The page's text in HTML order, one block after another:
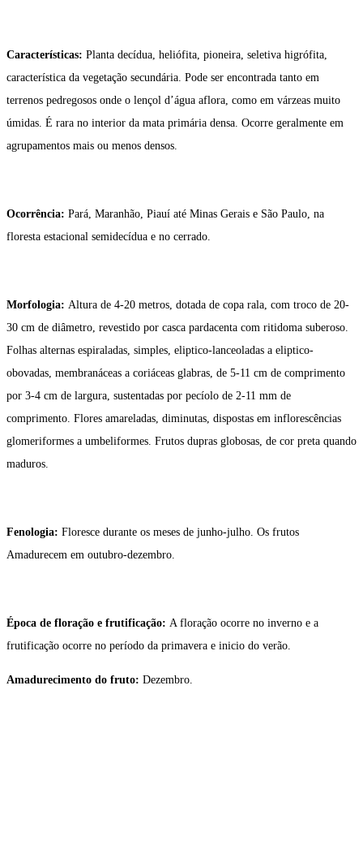
Características: Planta decídua, heliófita, pioneira, seletiva higrófita,
característica da vegetação secundária. Pode ser encontrada tanto em
terrenos pedregosos onde o lençol d’água aflora, como em várzeas muito
úmidas. É rara no interior da mata primária densa. Ocorre geralmente em
agrupamentos mais ou menos densos.
Ocorrência: Pará, Maranhão, Piauí até Minas Gerais e São Paulo, na
floresta estacional semidecídua e no cerrado.
Morfologia: Altura de 4-20 metros, dotada de copa rala, com troco de 20-
30 cm de diâmetro, revestido por casca pardacenta com ritidoma suberoso.
Folhas alternas espiraladas, simples, eliptico-lanceoladas a eliptico-
obovadas, membranáceas a coriáceas glabras, de 5-11 cm de comprimento
por 3-4 cm de largura, sustentadas por pecíolo de 2-11 mm de
comprimento. Flores amareladas, diminutas, dispostas em inflorescências
glomeriformes a umbeliformes. Frutos dupras globosas, de cor preta quando
maduros.
Fenologia: Floresce durante os meses de junho-julho. Os frutos
Amadurecem em outubro-dezembro.
Época de floração e frutificação: A floração ocorre no inverno e a
frutificação ocorre no período da primavera e inicio do verão.
Amadurecimento do fruto: Dezembro.